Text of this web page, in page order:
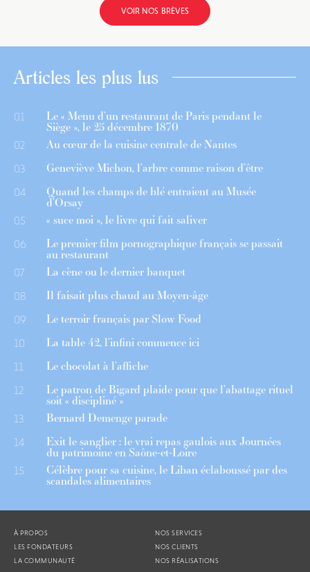
VOIR NOS BRÈVES
Articles les plus lus
01 Le « Menu d’un restaurant de Paris pendant le
Siège », le 25 décembre 1870
02 Au cœur de la cuisine centrale de Nantes
03 Geneviève Michon, l’arbre comme raison d’être
04 Quand les champs de blé entraient au Musée
d’Orsay
05 « suce moi », le livre qui fait saliver
06 Le premier film pornographique français se passait
au restaurant
07 La cène ou le dernier banquet
08 Il faisait plus chaud au Moyen-âge
09 Le terroir français par Slow Food
10 La table 42, l’infini commence ici
11 Le chocolat à l’affiche
12 Le patron de Bigard plaide pour que l’abattage rituel
soit « discipliné »
13 Bernard Demenge parade
14 Exit le sanglier : le vrai repas gaulois aux Journées
du patrimoine en Saône-et-Loire
15 Célèbre pour sa cuisine, le Liban éclaboussé par des
scandales alimentaires
À PROPOS
LES FONDATEURS
LA COMMUNAUTÉ
NOS SERVICES
NOS CLIENTS
NOS RÉALISATIONS